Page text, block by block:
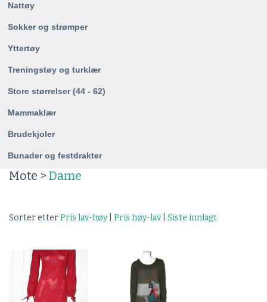
Nattøy
Sokker og strømper
Yttertøy
Treningstøy og turklær
Store størrelser (44 - 62)
Mammaklær
Brudekjoler
Bunader og festdrakter
Mote > Dame
Sorter etterPris lav-høy| Pris høy-lav| Siste innlagt